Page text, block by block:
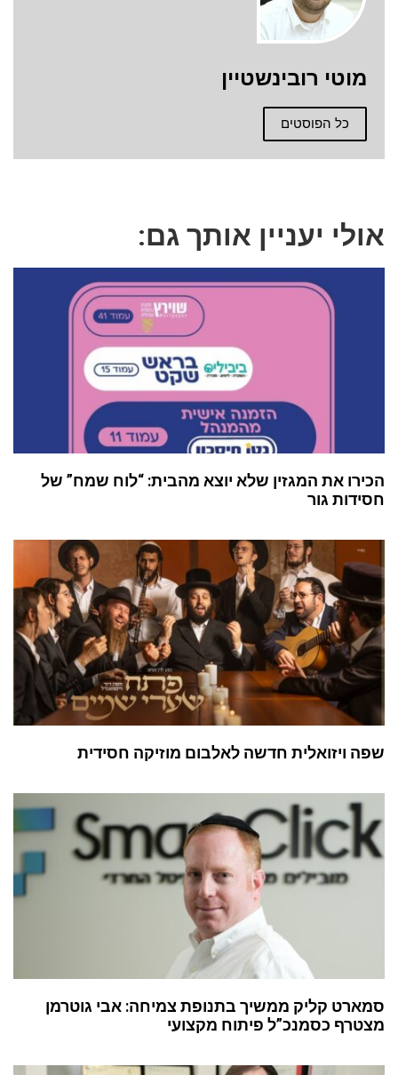
מוטי רובינשטיין
כל הפוסטים
אולי יעניין אותך גם:
הכירו את המגזין שלא יוצא מהבית: “לוח שמח” של
חסידות גור
שפה ויזואלית חדשה לאלבום מוזיקה חסידית
סמארט קליק ממשיך בתנופת צמיחה: אבי גוטרמן
מצטרף כסמנכ”ל פיתוח מקצועי